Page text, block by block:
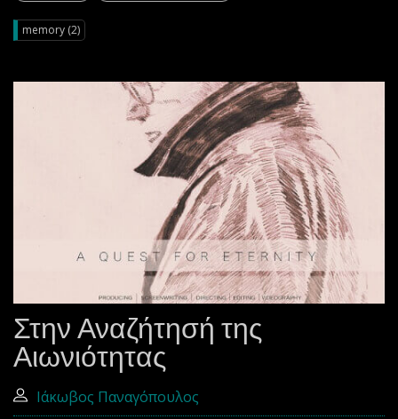
memory (2)
Στην Αναζήτησή της
Αιωνιότητας
Ιάκωβος Παναγόπουλος